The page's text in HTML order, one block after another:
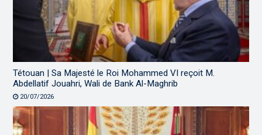
Tétouan | Sa Majesté le Roi Mohammed VI reçoit M.
Abdellatif Jouahri, Wali de Bank Al-Maghrib
20/07/2026